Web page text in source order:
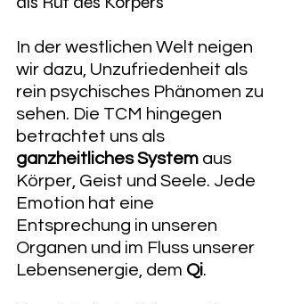
​In der westlichen Welt neigen
wir dazu, Unzufriedenheit als
rein psychisches Phänomen zu
sehen. Die TCM hingegen
betrachtet uns als
ganzheitliches System aus
Körper, Geist und Seele. Jede
Emotion hat eine
Entsprechung in unseren
Organen und im Fluss unserer
Lebensenergie, dem Qi.